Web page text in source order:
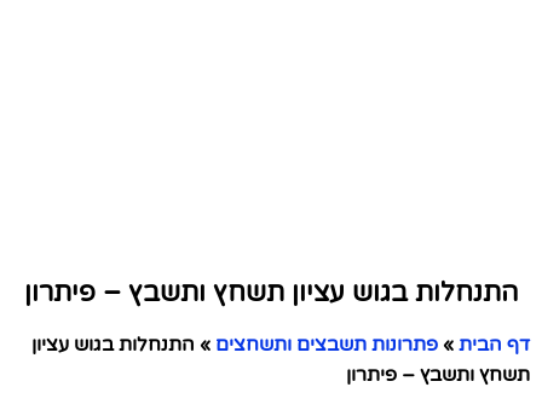
התנחלות בגוש עציון תשחץ ותשבץ – פיתרון
דף הבית » פתרונות תשבצים ותשחצים » התנחלות בגוש עציון
תשחץ ותשבץ – פיתרון